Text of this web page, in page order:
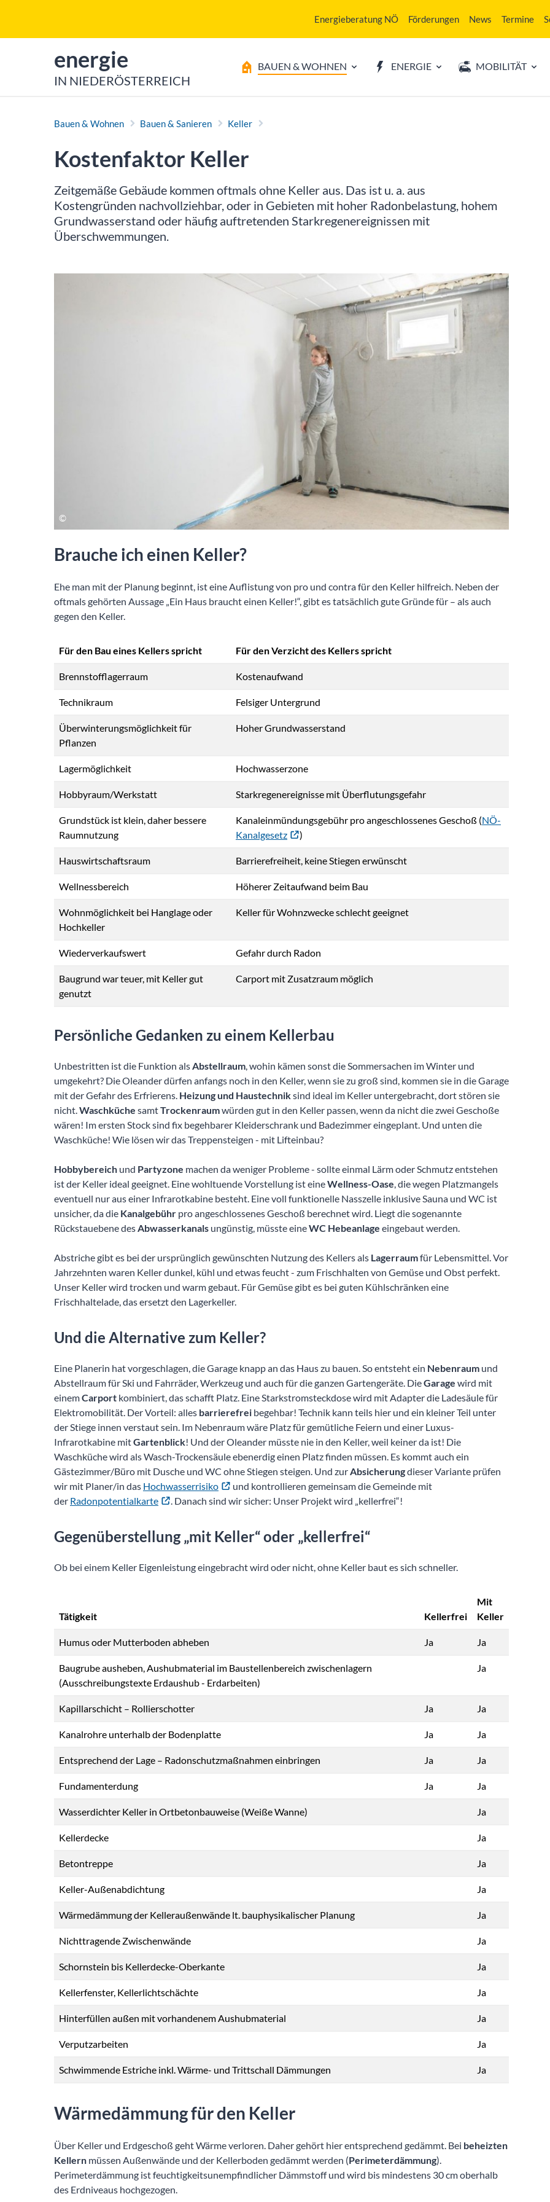
Energieberatung NÖ Förderungen News Termine
zur Startseite von
energie
IN NIEDERÖSTERREICH
BAUEN & WOHNEN ENERGIE MOBILITÄT
Bauen & Wohnen Bauen & Sanieren Keller
Kostenfaktor Keller
Zeitgemäße Gebäude kommen oftmals ohne Keller aus. Das ist u. a. aus
Kostengründen nachvollziehbar, oder in Gebieten mit hoher Radonbelastung, hohem
Grundwasserstand oder häufig auftretenden Starkregenereignissen mit
Überschwemmungen.
Brauche ich einen Keller?
Ehe man mit der Planung beginnt, ist eine Auflistung von pro und contra für den Keller hilfreich. Neben der
oftmals gehörten Aussage „Ein Haus braucht einen Keller!“, gibt es tatsächlich gute Gründe für – als auch
gegen den Keller.
Für den Bau eines Kellers spricht Für den Verzicht des Kellers spricht
Brennstofflagerraum Kostenaufwand
Technikraum Felsiger Untergrund
Überwinterungsmöglichkeit für
Pflanzen
Hoher Grundwasserstand
Lagermöglichkeit Hochwasserzone
Hobbyraum/Werkstatt Starkregenereignisse mit Überflutungsgefahr
Grundstück ist klein, daher bessere
Raumnutzung
Kanaleinmündungsgebühr pro angeschlossenes Geschoß (NÖ-
Kanalgesetz
)
Hauswirtschaftsraum Barrierefreiheit, keine Stiegen erwünscht
Wellnessbereich Höherer Zeitaufwand beim Bau
Wohnmöglichkeit bei Hanglage oder
Hochkeller
Keller für Wohnzwecke schlecht geeignet
Wiederverkaufswert Gefahr durch Radon
Baugrund war teuer, mit Keller gut
genutzt
Carport mit Zusatzraum möglich
Persönliche Gedanken zu einem Kellerbau
Unbestritten ist die Funktion alsAbstellraum, wohin kämen sonst die Sommersachen im Winter und
umgekehrt? Die Oleander dürfen anfangs noch in den Keller, wenn sie zu groß sind, kommen sie in die Garage
mit der Gefahr des Erfrierens. Heizung und Haustechniksind ideal im Keller untergebracht, dort stören sie
nicht.Waschküche samtTrockenraumwürden gut in den Keller passen, wenn da nicht die zwei Geschoße
wären! Im ersten Stock sind fix begehbarer Kleiderschrank und Badezimmer eingeplant. Und unten die
Waschküche! Wie lösen wir das Treppensteigen - mit Lifteinbau?
Hobbybereich und Partyzone machen da weniger Probleme - sollte einmal Lärm oder Schmutz entstehen
ist der Keller ideal geeignet. Eine wohltuende Vorstellung ist eineWellness-Oase, die wegen Platzmangels
eventuell nur aus einer Infrarotkabine besteht. Eine voll funktionelle Nasszelle inklusive Sauna und WC ist
unsicher, da die Kanalgebühr pro angeschlossenes Geschoß berechnet wird. Liegt die sogenannte
Rückstauebene desAbwasserkanals ungünstig, müsste eineWC Hebeanlage eingebaut werden.
Abstriche gibt es bei der ursprünglich gewünschten Nutzung des Kellers als Lagerraumfür Lebensmittel. Vor
Jahrzehnten waren Keller dunkel, kühl und etwas feucht - zum Frischhalten von Gemüse und Obst perfekt.
Unser Keller wird trocken und warm gebaut. Für Gemüse gibt es bei guten Kühlschränken eine
Frischhaltelade, das ersetzt den Lagerkeller.
Und die Alternative zum Keller?
Eine Planerin hat vorgeschlagen, die Garage knapp an das Haus zu bauen. So entsteht ein Nebenraum und
Abstellraum für Ski und Fahrräder, Werkzeug und auch für die ganzen Gartengeräte. DieGarage wird mit
einemCarport kombiniert, das schafft Platz. Eine Starkstromsteckdose wird mit Adapter die Ladesäule für
Elektromobilität. Der Vorteil: alles barrierefrei begehbar! Technik kann teils hier und ein kleiner Teil unter
der Stiege innen verstaut sein. Im Nebenraum wäre Platz für gemütliche Feiern und einer Luxus-
Infrarotkabine mitGartenblick! Und der Oleander müsste nie in den Keller, weil keiner da ist! Die
Waschküche wird als Wasch-Trockensäule ebenerdig einen Platz finden müssen. Es kommt auch ein
Gästezimmer/Büro mit Dusche und WC ohne Stiegen steigen. Und zurAbsicherungdieser Variante prüfen
wir mit Planer/in das Hochwasserrisiko
und kontrollieren gemeinsam die Gemeinde mit
der Radonpotentialkarte . Danach sind wir sicher: Unser Projekt wird „kellerfrei“!
Gegenüberstellung „mit Keller“ oder „kellerfrei“
Ob bei einem Keller Eigenleistung eingebracht wird oder nicht, ohne Keller baut es sich schneller.
Tätigkeit Kellerfrei
Mit
Keller
Humus oder Mutterboden abheben Ja Ja
Baugrube ausheben, Aushubmaterial im Baustellenbereich zwischenlagern
(Ausschreibungstexte Erdaushub - Erdarbeiten)
Ja
Kapillarschicht – Rollierschotter Ja Ja
Kanalrohre unterhalb der Bodenplatte Ja Ja
Entsprechend der Lage – Radonschutzmaßnahmen einbringen Ja Ja
Fundamenterdung Ja Ja
Wasserdichter Keller in Ortbetonbauweise (Weiße Wanne) Ja
Kellerdecke Ja
Betontreppe Ja
Keller-Außenabdichtung Ja
Wärmedämmung der Kelleraußenwände lt. bauphysikalischer Planung Ja
Nichttragende Zwischenwände Ja
Schornstein bis Kellerdecke-Oberkante Ja
Kellerfenster, Kellerlichtschächte Ja
Hinterfüllen außen mit vorhandenem Aushubmaterial Ja
Verputzarbeiten Ja
Schwimmende Estriche inkl. Wärme- und Trittschall Dämmungen Ja
Wärmedämmung für den Keller
Über Keller und Erdgeschoß geht Wärme verloren. Daher gehört hier entsprechend gedämmt. Bei beheizten
Kellern müssen Außenwände und der Kellerboden gedämmt werden (Perimeterdämmung).
Perimeterdämmung ist feuchtigkeitsunempfindlicher Dämmstoff und wird bis mindestens 30 cm oberhalb
des Erdniveaus hochgezogen.